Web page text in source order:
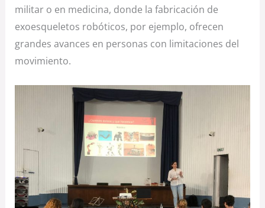
militar o en medicina, donde la fabricación de
exoesqueletos robóticos, por ejemplo, ofrecen
grandes avances en personas con limitaciones del
movimiento.